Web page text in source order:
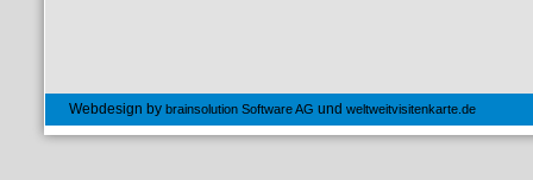
Webdesign by brainsolution Software AG und weltweitvisitenkarte.de